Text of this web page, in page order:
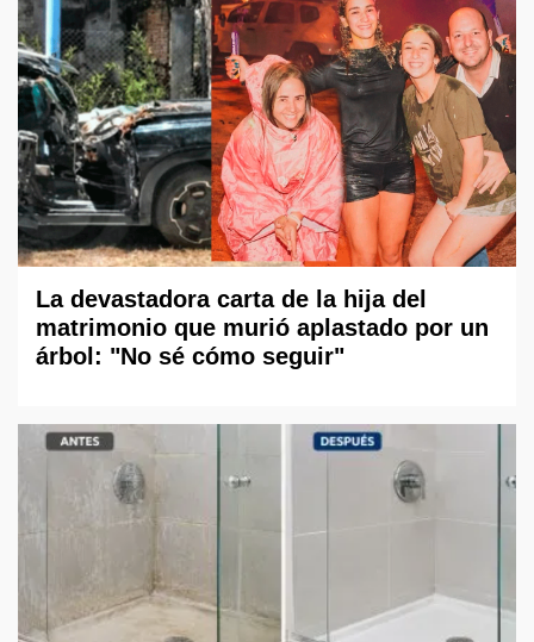
La devastadora carta de la hija del
matrimonio que murió aplastado por un
árbol: "No sé cómo seguir"